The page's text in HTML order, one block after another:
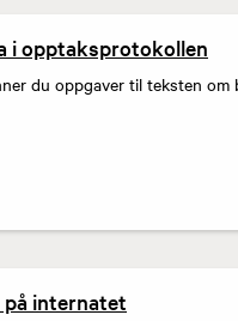
i opptaksprotokollen
du oppgaver til teksten
internatet